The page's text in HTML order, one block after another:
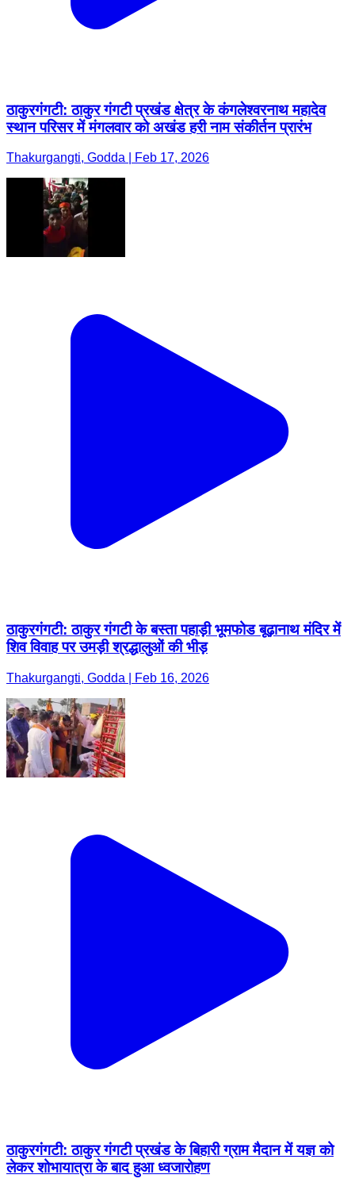
ठाकुरगंगटी: ठाकुर गंगटी प्रखंड क्षेत्र के कंगलेश्वरनाथ महादेव
स्थान परिसर में मंगलवार को अखंड हरी नाम संकीर्तन प्रारंभ
Thakurgangti, Godda | Feb 17, 2026
ठाकुरगंगटी: ठाकुर गंगटी के बस्ता पहाड़ी भूमफोड बूढ़ानाथ मंदिर में
शिव विवाह पर उमड़ी श्रद्धालुओं की भीड़
Thakurgangti, Godda | Feb 16, 2026
ठाकुरगंगटी: ठाकुर गंगटी प्रखंड के बिहारी ग्राम मैदान में यज्ञ को
लेकर शोभायात्रा के बाद हुआ ध्वजारोहण